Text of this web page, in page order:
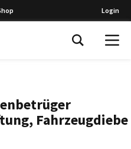
Login
Fahrzeugdiebe